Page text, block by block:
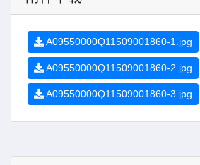
A09550000Q11509001860-1.jpg
A09550000Q11509001860-2.jpg
A09550000Q11509001860-3.jpg